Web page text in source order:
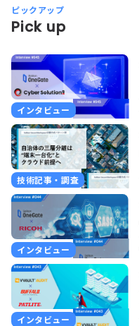
ピックアップ
Pick up
インタビュー
技術記事・調査
インタビュー
インタビュー